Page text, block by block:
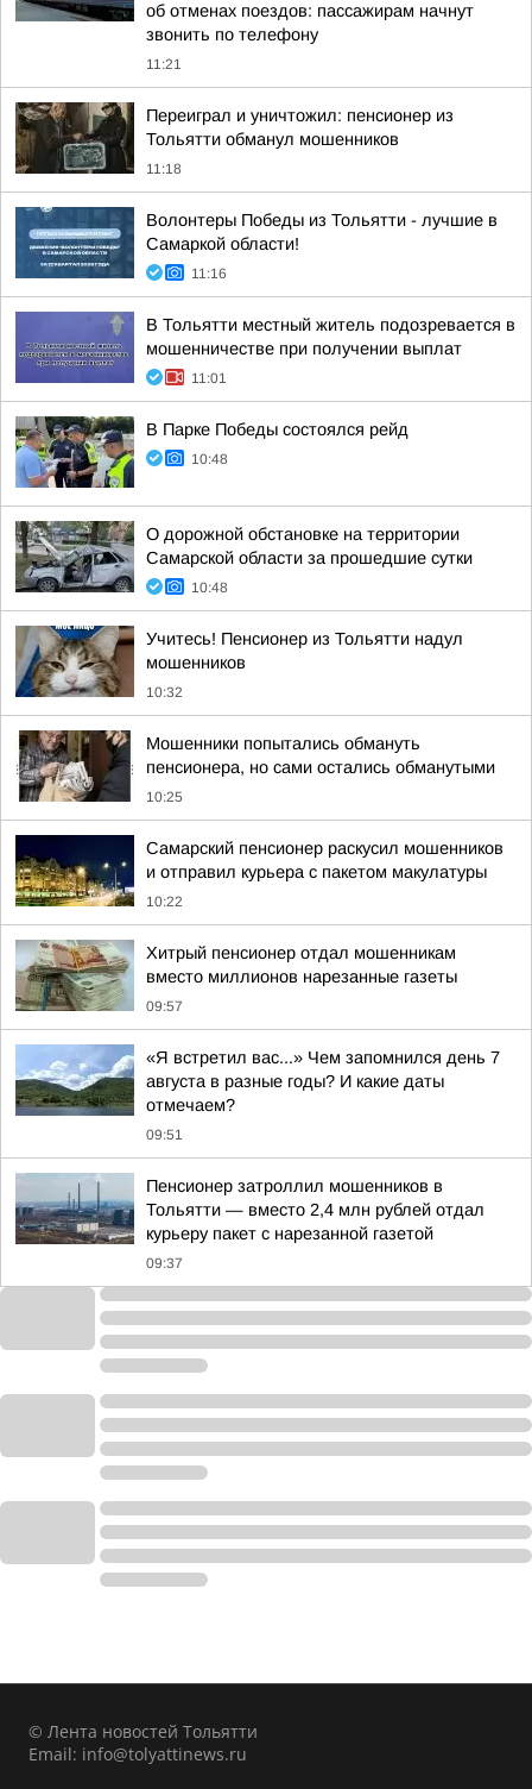
об отменах поездов: пассажирам начнут
звонить по телефону
11:21
Переиграл и уничтожил: пенсионер из
Тольятти обманул мошенников
11:18
Волонтеры Победы из Тольятти - лучшие в
Самаркой области!
11:16
В Тольятти местный житель подозревается в
мошенничестве при получении выплат
11:01
В Парке Победы состоялся рейд
10:48
О дорожной обстановке на территории
Самарской области за прошедшие сутки
10:48
Учитесь! Пенсионер из Тольятти надул
мошенников
10:32
Мошенники попытались обмануть
пенсионера, но сами остались обманутыми
10:25
Самарский пенсионер раскусил мошенников
и отправил курьера с пакетом макулатуры
10:22
Хитрый пенсионер отдал мошенникам
вместо миллионов нарезанные газеты
09:57
«Я встретил вас...» Чем запомнился день 7
августа в разные годы? И какие даты
отмечаем?
09:51
Пенсионер затроллил мошенников в
Тольятти — вместо 2,4 млн рублей отдал
курьеру пакет с нарезанной газетой
09:37
© Лента новостей Тольятти
Email: info@tolyattinews.ru